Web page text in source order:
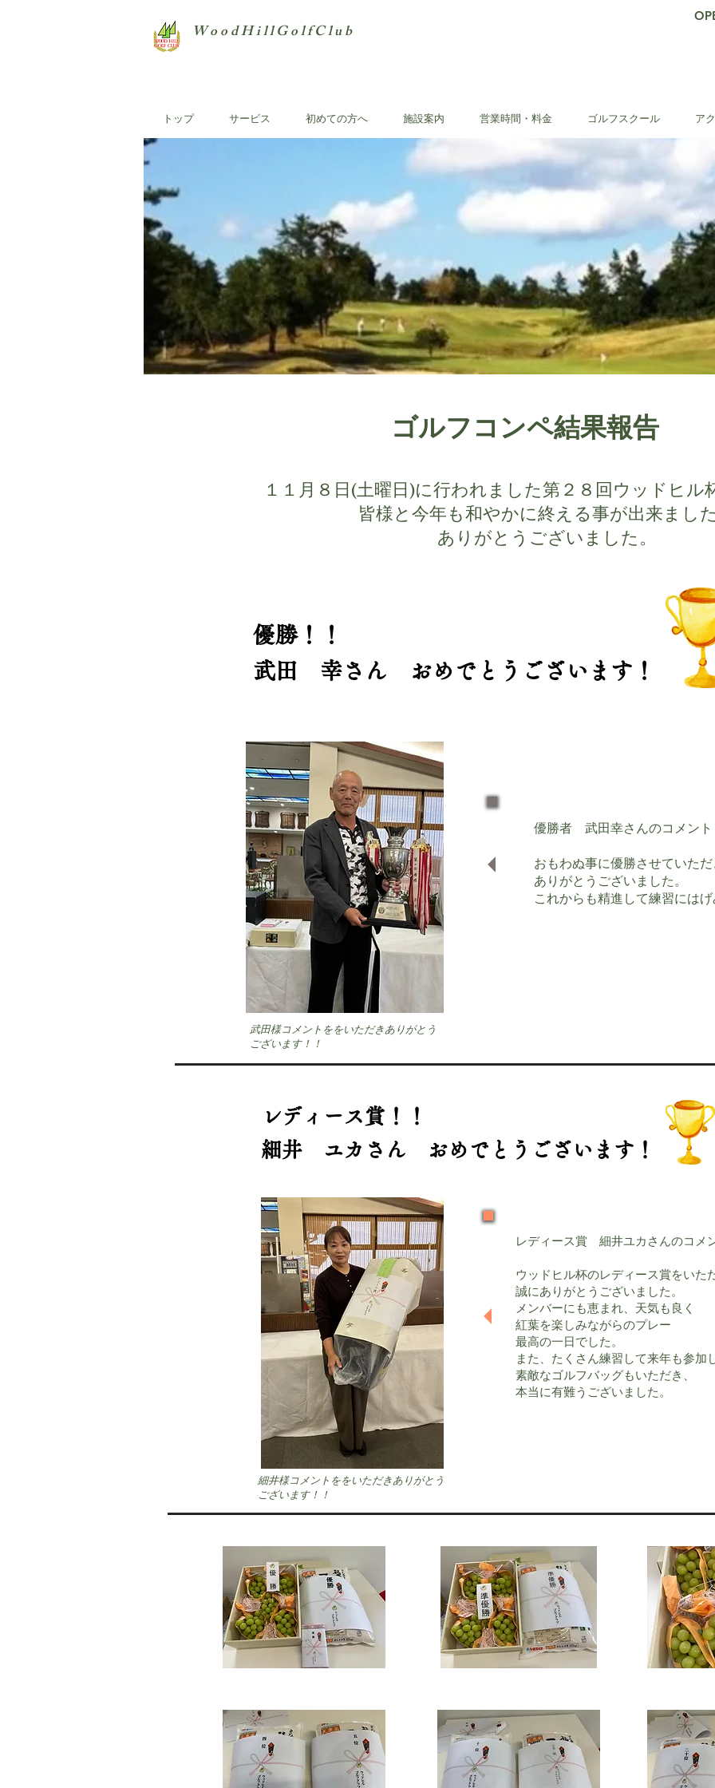
W o o d H i l l G o l f C l u b
9
トップ サービス 初めての方へ 施設案内 営業時間・料金 ゴルフスクール ア
ゴルフコンペ結果報告
１１月８日(土曜日)に行われました第２８回ウッドヒル
皆様と今年も和やかに終える事が出来ました
ありがとうございました。
優勝！！
武田 幸さん​ おめでとうございます！
優勝者 武田幸さんのコメント
おもわぬ事に優勝させていただ
ありがとうございました。
これからも精進して練習にはげ
武田様コメントををいただきありがとう
ございます！！
レディース賞！！
細井 ユカさん​ おめでとうございます！
レディース賞 細井ユカさんのコメ
ウッドヒル杯のレディース賞をいた
誠にありがとうございました。
メンバーにも恵まれ、天気も良く
紅葉を楽しみながらのプレー
最高の一日でした。
また、たくさん練習して来年も参加
素敵なゴルフバッグもいただき、
本当に有難うございました。
細井様コメントををいただきありがとう
ございます！！